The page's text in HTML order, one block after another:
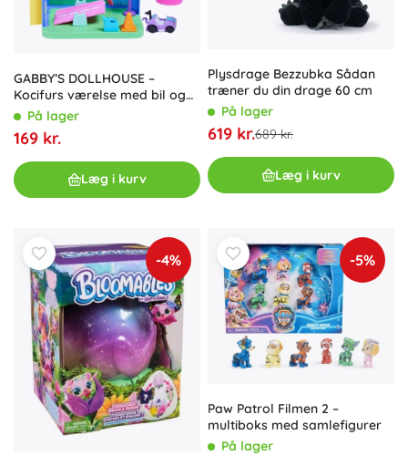
GABBY’S DOLLHOUSE –
Kocifurs værelse med bil og
tilbehør
På lager
169 kr.
Læg i kurv
Plysdrage Bezzubka Sådan
træner du din drage 60 cm
På lager
619 kr.689 kr.
Læg i kurv
-4% -5%
Paw Patrol Filmen 2 –
multiboks med samlefigurer
På lager